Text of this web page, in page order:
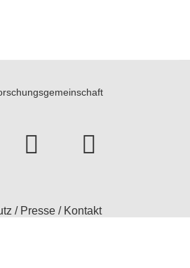
/ Presse / Kontakt
Facebook